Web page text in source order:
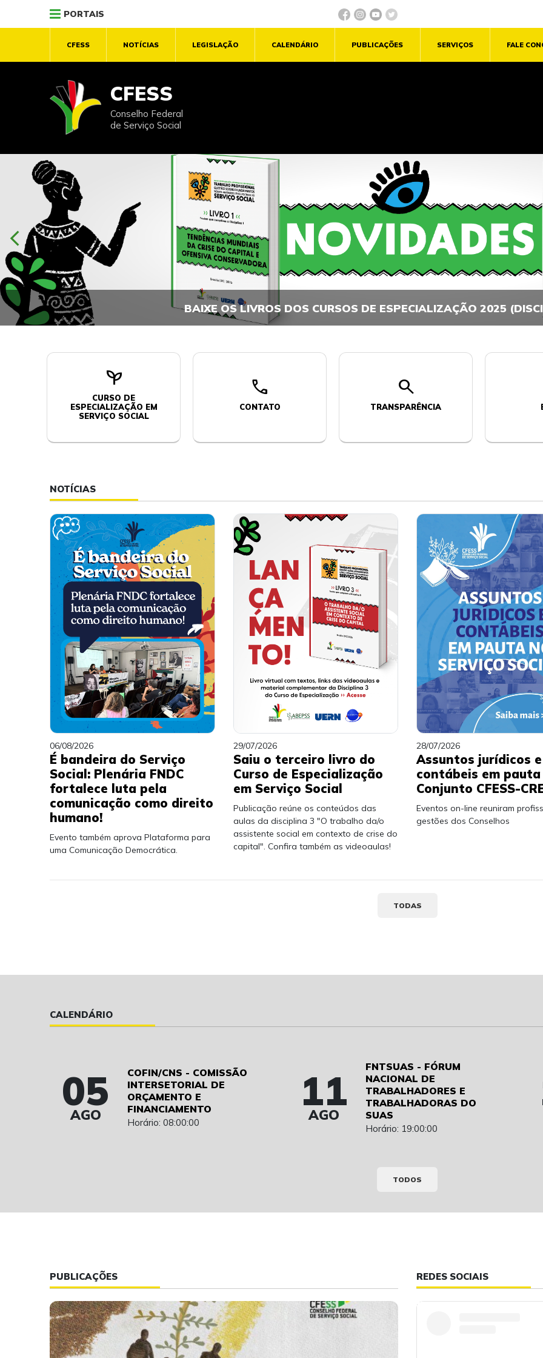
PORTAIS
CFESS NOTÍCIAS LEGISLAÇÃO CALENDÁRIO PUBLICAÇÕES SERVIÇOS FALE
CFESS
Conselho Federal
de Serviço Social
BAIXE OS LIVROS DOS CURSOS DE ESPECIALIZAÇÃO 2025
chevron_left
psychiatry
CURSO DE
ESPECIALIZAÇÃO EM
SERVIÇO SOCIAL
call
CONTATO
search
TRANSPARÊNCIA
NOTÍCIAS
06/08/2026
É bandeira do Serviço
Social: Plenária FNDC
fortalece luta pela
comunicação como direito
humano!
Evento também aprova Plataforma para
uma Comunicação Democrática.
29/07/2026
Saiu o terceiro livro do
Curso de Especialização
em Serviço Social
Publicação reúne os conteúdos das
aulas da disciplina 3 "O trabalho da/o
assistente social em contexto de crise do
capital". Confira também as videoaulas!
28/07/2026
Assuntos jurídicos e
contábeis em pauta
Conjunto CFESS-
Eventos on-line reuniram
gestões dos Conselhos
TODAS
CALENDÁRIO
05
AGO
COFIN/CNS - COMISSÃO
INTERSETORIAL DE
ORÇAMENTO E
FINANCIAMENTO
Horário: 08:00:00
11
AGO
FNTSUAS - FÓRUM
NACIONAL DE
TRABALHADORES E
TRABALHADORAS DO
SUAS
Horário: 19:00:00
TODOS
PUBLICAÇÕES REDES SOCIAIS